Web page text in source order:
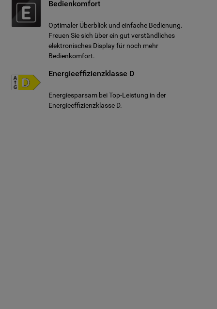
Bedienkomfort
Optimaler Überblick und einfache Bedienung.
Freuen Sie sich über ein gut verständliches
elektronisches Display für noch mehr
Bedienkomfort.
Energieeffizienzklasse D
Energiesparsam bei Top-Leistung in der
Energieeffizienzklasse D.